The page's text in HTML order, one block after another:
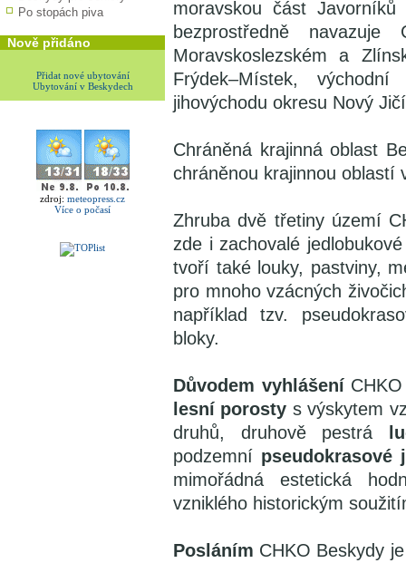
Po stopách piva
Nově přidáno
Přidat nové ubytování
Ubytování v Beskydech
zdroj: meteopress.cz
Více o počasí
moravskou část
bezprostředně
Moravskoslezském a
Frýdek–Místek,
jihovýchodu okresu Nový
Chráněná krajinná oblast
chráněnou krajinnou oblastí
Zhruba dvě třetiny území
zde i zachovalé
tvoří také louky, pastviny,
pro mnoho vzácných
například tzv.
bloky.
Důvodem vyhlášeníCHKO
lesní porosty s výskytem
druhů, druhově pestrá
podzemní pseudokrasové
mimořádná estetická
vzniklého historickým
Posláním CHKO Beskydy